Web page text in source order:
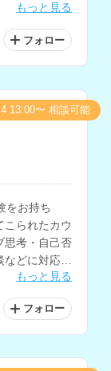
されていま
もっと見る
フォロー
をお持ち
こられたカウ
思考・自己否
どに対応さ
もっと見る
フォロー
13:00〜 相談可能